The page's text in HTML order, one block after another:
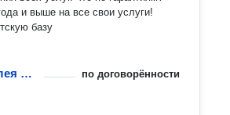
и выше на все свои услуги!
базу
Снятие и установка дисплея в сборе телефона или планшета по договорённости